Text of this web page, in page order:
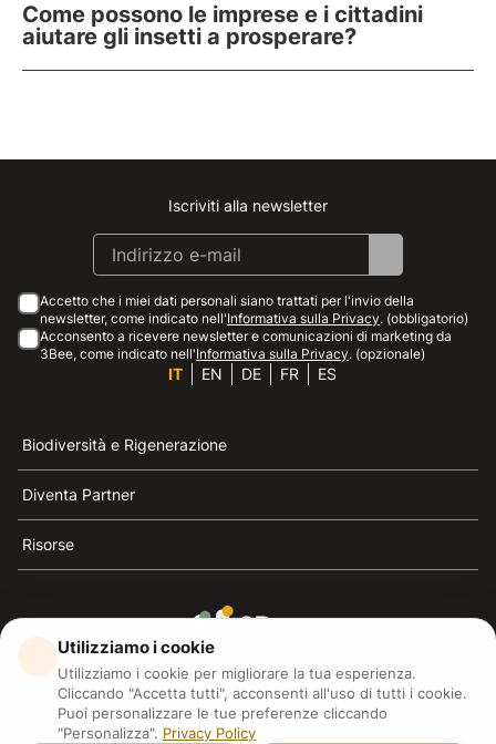
Come possono le imprese e i cittadini
aiutare gli insetti a prosperare?
Instagram
Facebook
Linkedin
Youtube
Iscriviti alla newsletter
Accetto che i miei dati personali siano trattati per l'invio della
newsletter, come indicato nell'Informativa sulla Privacy. (obbligatorio)
Acconsento a ricevere newsletter e comunicazioni di marketing da
3Bee, come indicato nell'Informativa sulla Privacy. (opzionale)
IT EN DE FR ES
Biodiversità e Rigenerazione
Diventa Partner
Risorse
3Bee è il riferimento della sostenibilità, la difesa delle
api e della biodiversità
3Bee S.R.L Via Pastrengo 14, 20159, Milano (MI)
Utilizziamo i cookie
Utilizziamo i cookie per migliorare la tua esperienza.
Cliccando "Accetta tutti", acconsenti all'uso di tutti i cookie.
Puoi personalizzare le tue preferenze cliccando
"Personalizza". Privacy Policy